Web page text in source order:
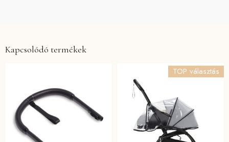
Kapcsolódó termékek
TOP választás